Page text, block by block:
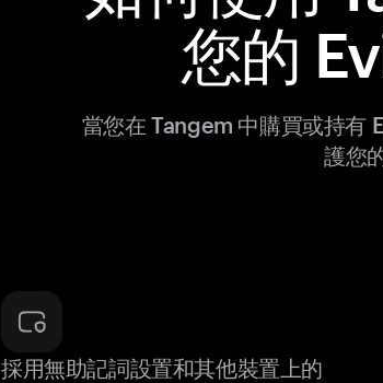
您的
當您在 Tangem 中購買或持有
護您
採用無助記詞設置和其他裝置上的